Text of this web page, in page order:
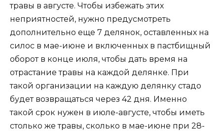
травы в августе. Чтобы избежать этих
неприятностей, нужно предусмотреть
дополнительно еще 7 делянок, оставленных на
силос в мае-июне и включенных в пастбищный
оборот в конце июля, чтобы дать время на
отрастание травы на каждой делянке. При
такой организации на каждую делянку стадо
будет возвращаться через 42 дня. Именно
такой срок нужен в июле-августе, чтобы иметь
столько же травы, сколько в мае-июне при 28-